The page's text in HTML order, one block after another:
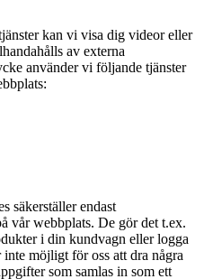
kan vi visa dig videor eller
av externa
använder vi följande tjänster
säkerställer endast
vår webbplats. De gör det t.ex.
i din kundvagn eller logga
möjligt för oss att dra några
som samlas in som ett